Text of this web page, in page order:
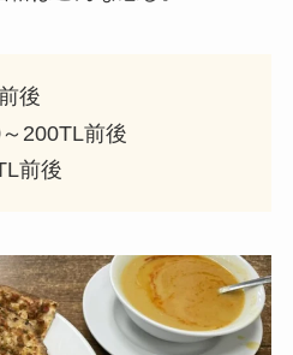
後
200TL前後
前後